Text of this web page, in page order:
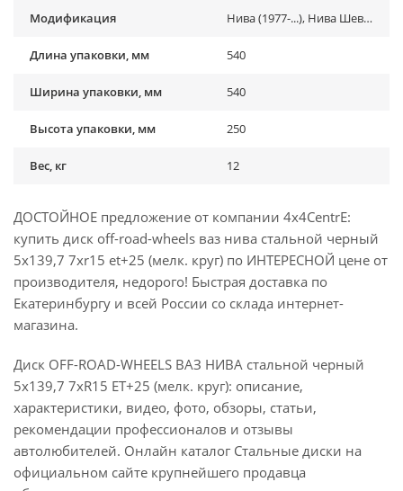
Модификация Нива (1977-...), Нива Шевроле (1998-2020)
Длина упаковки, мм 540
Ширина упаковки, мм 540
Высота упаковки, мм 250
Вес, кг 12
ДОСТОЙНОЕ предложение от компании 4x4CentrE:
купить диск off-road-wheels ваз нива стальной черный
5x139,7 7xr15 et+25 (мелк. круг) по ИНТЕРЕСНОЙ цене от
производителя, недорого! Быстрая доставка по
Екатеринбургу и всей России со склада интернет-
магазина.
Диск OFF-ROAD-WHEELS ВАЗ НИВА стальной черный
5x139,7 7xR15 ET+25 (мелк. круг): описание,
характеристики, видео, фото, обзоры, статьи,
рекомендации профессионалов и отзывы
автолюбителей. Онлайн каталог Стальные диски на
официальном сайте крупнейшего продавца